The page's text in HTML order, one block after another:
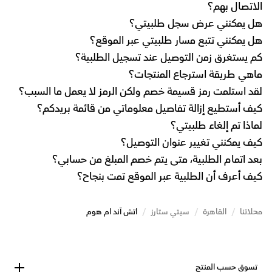
الاتصال بهم؟
هل يمكنني عرض سجل طلبيتي؟
هل يمكنني تتبع مسار طلبيتي عبر الموقع؟
كم يستغرق زمن التوصيل عند تسجيل الطلبية؟
ماهي طريقة استرجاع المنتجات؟
لقد استلمت رمز قسيمة خصم ولكن الرمز لا يعمل ما السبب؟
كيف أستطيع إزالة تفاصيل معلوماتي من قائمة بريدكم؟
لماذا تم إلغاء طلبيتي؟
كيف يمكنني تغيير عنوان التوصيل؟
بعد اتمام الطلبية، متى يتم خصم المبلغ من حسابي؟
كيف أعرف أن الطلبية عبر الموقع تمت بنجاح؟
محلاتنا / القاهرة / سيتي ستارز / اتش آند ام هوم
تسوق حسب المنتج